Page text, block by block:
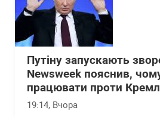
Путіну запускають
Newsweek пояснив,
працювати проти
19:14, Вчора